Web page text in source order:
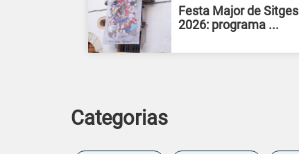
Festa Major de Sitges
2026: programa ...
Categorias